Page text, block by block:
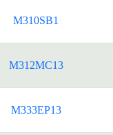
M310SB1
M312MC13
M333EP13